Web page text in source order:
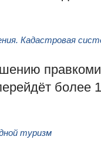
Кадастровая
более
туризм